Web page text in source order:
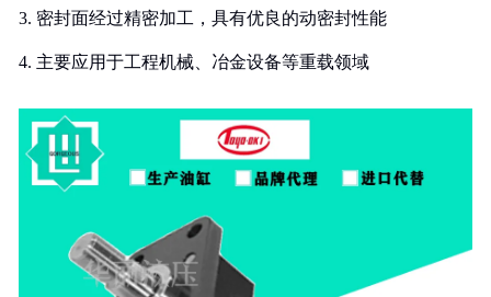
3. 密封面经过精密加工，具有优良的动密封性能
4. 主要应用于工程机械、冶金设备等重载领域